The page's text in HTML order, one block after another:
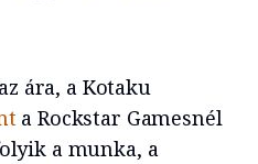
ára, a Kotaku
a Rockstar Gamesnél
a munka, a